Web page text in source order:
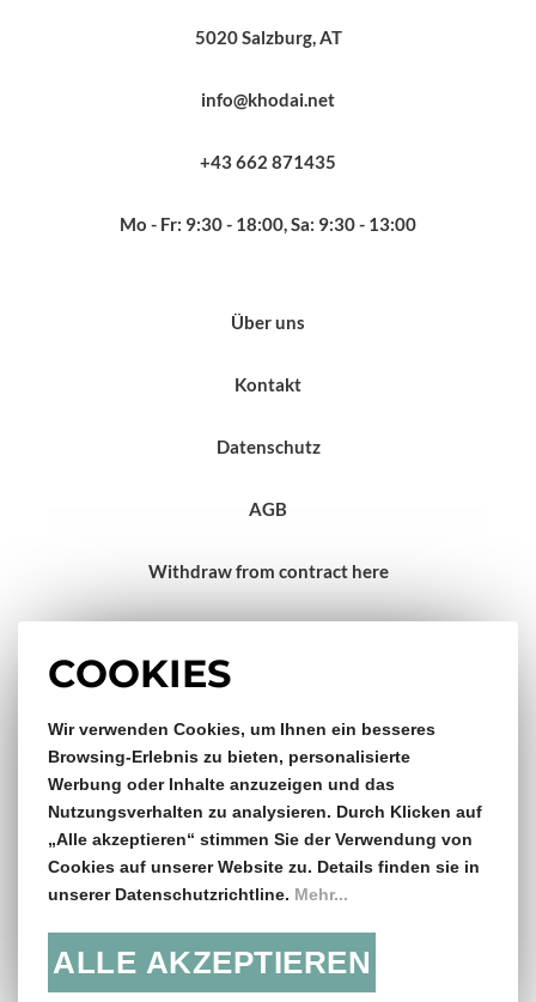
COOKIES
Wir verwenden Cookies, um Ihnen ein besseres
Browsing-Erlebnis zu bieten, personalisierte
Werbung oder Inhalte anzuzeigen und das
Nutzungsverhalten zu analysieren. Durch Klicken auf
„Alle akzeptieren“ stimmen Sie der Verwendung von
Cookies auf unserer Website zu. Details finden sie in
unserer Datenschutzrichtline. Mehr...
ALLE AKZEPTIEREN
5020 Salzburg, AT
info@khodai.net
+43 662 871435
Mo - Fr: 9:30 - 18:00, Sa: 9:30 - 13:00
Über uns
Kontakt
Datenschutz
AGB
Withdraw from contract here
Gratis Versand & Rückversand
ab €150,- Bestellwert
14 Tage Rückgaberecht